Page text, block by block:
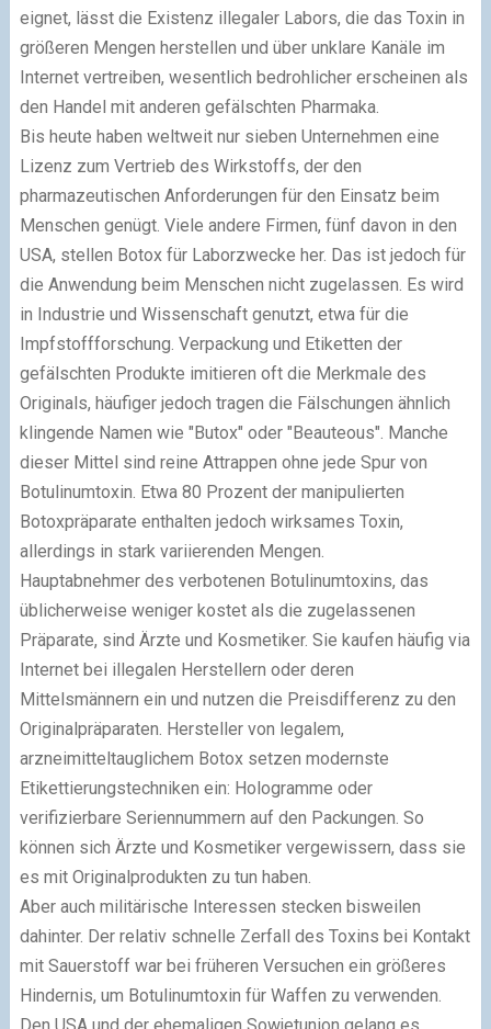
eignet, lässt die Existenz illegaler Labors, die das Toxin in
größeren Mengen herstellen und über unklare Kanäle im
Internet vertreiben, wesentlich bedrohlicher erscheinen als
den Handel mit anderen gefälschten Pharmaka.
Bis heute haben weltweit nur sieben Unternehmen eine
Lizenz zum Vertrieb des Wirkstoffs, der den
pharmazeutischen Anforderungen für den Einsatz beim
Menschen genügt. Viele andere Firmen, fünf davon in den
USA, stellen Botox für Laborzwecke her. Das ist jedoch für
die Anwendung beim Menschen nicht zugelassen. Es wird
in Industrie und Wissenschaft genutzt, etwa für die
Impfstoffforschung. Verpackung und Etiketten der
gefälschten Produkte imitieren oft die Merkmale des
Originals, häufiger jedoch tragen die Fälschungen ähnlich
klingende Namen wie "Butox" oder "Beauteous". Manche
dieser Mittel sind reine Attrappen ohne jede Spur von
Botulinumtoxin. Etwa 80 Prozent der manipulierten
Botoxpräparate enthalten jedoch wirksames Toxin,
allerdings in stark variierenden Mengen.
Hauptabnehmer des verbotenen Botulinumtoxins, das
üblicherweise weniger kostet als die zugelassenen
Präparate, sind Ärzte und Kosmetiker. Sie kaufen häufig via
Internet bei illegalen Herstellern oder deren
Mittelsmännern ein und nutzen die Preisdifferenz zu den
Originalpräparaten. Hersteller von legalem,
arzneimitteltauglichem Botox setzen modernste
Etikettierungstechniken ein: Hologramme oder
verifizierbare Seriennummern auf den Packungen. So
können sich Ärzte und Kosmetiker vergewissern, dass sie
es mit Originalprodukten zu tun haben.
Aber auch militärische Interessen stecken bisweilen
dahinter. Der relativ schnelle Zerfall des Toxins bei Kontakt
mit Sauerstoff war bei früheren Versuchen ein größeres
Hindernis, um Botulinumtoxin für Waffen zu verwenden.